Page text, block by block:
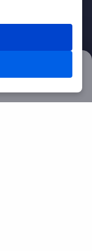
Menu
Azzera